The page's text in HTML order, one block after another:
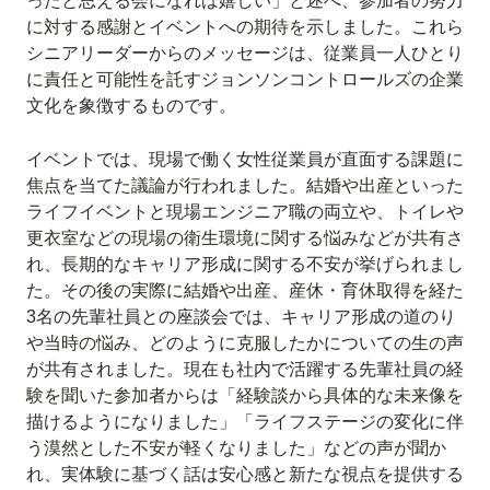
に対する感謝とイベントへの期待を示しました。これら
シニアリーダーからのメッセージは、従業員一人ひとり
に責任と可能性を託すジョンソンコントロールズの企業
文化を象徴するものです。
イベントでは、現場で働く女性従業員が直面する課題に
焦点を当てた議論が行われました。結婚や出産といった
ライフイベントと現場エンジニア職の両立や、トイレや
更衣室などの現場の衛生環境に関する悩みなどが共有さ
れ、長期的なキャリア形成に関する不安が挙げられまし
た。その後の実際に結婚や出産、産休・育休取得を経た
3名の先輩社員との座談会では、キャリア形成の道のり
や当時の悩み、どのように克服したかについての生の声
が共有されました。現在も社内で活躍する先輩社員の経
験を聞いた参加者からは「経験談から具体的な未来像を
描けるようになりました」「ライフステージの変化に伴
う漠然とした不安が軽くなりました」などの声が聞か
れ、実体験に基づく話は安心感と新たな視点を提供する